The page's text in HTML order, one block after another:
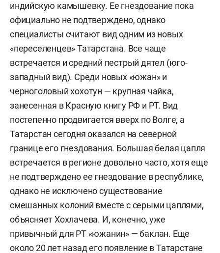
индийскую камышевку. Ее гнездование пока
официально не подтверждено, однако
специалисты считают вид одним из новых
«переселенцев» Татарстана. Все чаще
встречается и средний пестрый дятел (юго-
западный вид). Среди новых «южан» и
черноголовый хохотун — крупная чайка,
занесенная в Красную книгу РФ и РТ. Вид
постепенно продвигается вверх по Волге, а
Татарстан сегодня оказался на северной
границе его гнездования. Большая белая цапля
встречается в регионе довольно часто, хотя еще
не подтверждено ее гнездование в республике,
однако не исключено существование
смешанных колоний вместе с серыми цаплями,
объясняет Хохлачева. И, конечно, уже
привычный для РТ «южанин» — баклан. Еще
около 20 лет назад его появление в Татарстане